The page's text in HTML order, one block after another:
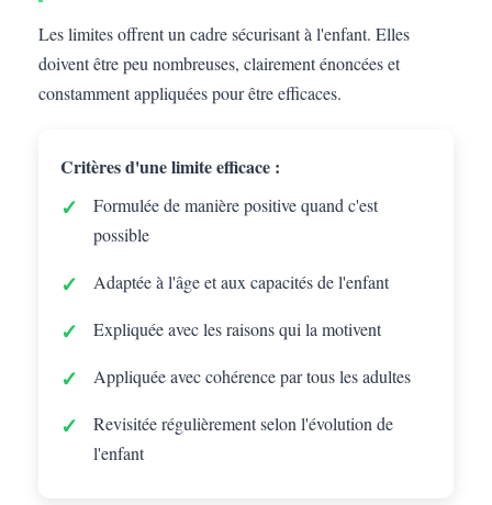
Les limites offrent un cadre sécurisant à l'enfant. Elles
doivent être peu nombreuses, clairement énoncées et
constamment appliquées pour être efficaces.
Critères d'une limite efficace :
Formulée de manière positive quand c'est
possible
Adaptée à l'âge et aux capacités de l'enfant
Expliquée avec les raisons qui la motivent
Appliquée avec cohérence par tous les adultes
Revisitée régulièrement selon l'évolution de
l'enfant